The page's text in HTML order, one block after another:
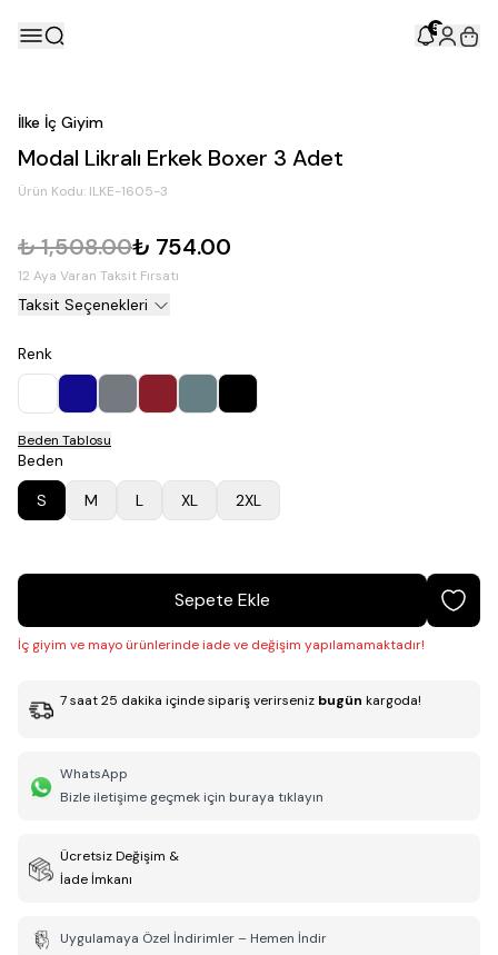
5
İlke İç Giyim
Modal Likralı Erkek Boxer 3 Adet
Ürün Kodu: ILKE-1605-3
₺ 1,508.00₺ 754.00
12 Aya Varan Taksit Fırsatı
Taksit Seçenekleri
Renk
Beden Tablosu
Beden
S
M L XL 2XL
Sepete Ekle
İç giyim ve mayo ürünlerinde iade ve değişim yapılamamaktadır!
7saat25 dakika içinde sipariş verirseniz bugün kargoda!
WhatsApp
Bizle iletişime geçmek için buraya tıklayın
Ücretsiz Değişim &
İade İmkanı
Uygulamaya Özel İndirimler – Hemen İndir